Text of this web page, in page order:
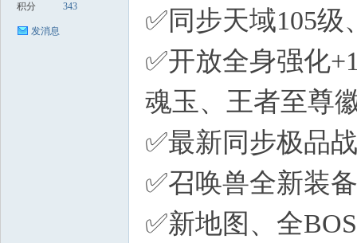
积分 343
发消息
✅同步天域105
✅开放全身强化
魂玉、王者至尊
✅最新同步极品
✅召唤兽全新装
✅新地图、全